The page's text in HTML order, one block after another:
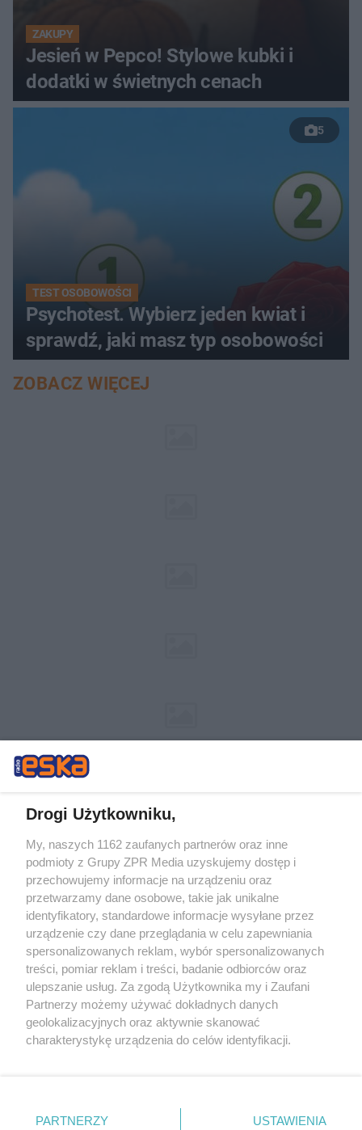
ZAKUPY
Jesień w Pepco! Stylowe kubki i
dodatki w świetnych cenach
5
TEST OSOBOWOŚCI
Psychotest. Wybierz jeden kwiat i
sprawdź, jaki masz typ osobowości
ZOBACZ WIĘCEJ
Żaden utwór zamieszczony w serwisie nie może być powielany i
rozpowszechniany lub dalej rozpowszechniany w jakikolwiek sposób (w
tym także elektroniczny lub mechaniczny) na jakimkolwiek polu
eksploatacji w jakiejkolwiek formie, włącznie z umieszczaniem w
Internecie bez pisemnej zgody właściciela praw. Jakiekolwiek użycie lub
wykorzystanie utworów w całości lub w części z naruszeniem prawa,
tzn. bez właściwej zgody, jest zabronione pod groźbą kary i może być
ścigane prawnie.
Drogi Użytkowniku,
My, naszych 1162 zaufanych partnerów oraz inne
podmioty z Grupy ZPR Media uzyskujemy dostęp i
przechowujemy informacje na urządzeniu oraz
przetwarzamy dane osobowe, takie jak unikalne
identyfikatory, standardowe informacje wysyłane przez
urządzenie czy dane przeglądania w celu zapewniania
spersonalizowanych reklam, wybór spersonalizowanych
treści, pomiar reklam i treści, badanie odbiorców oraz
ulepszanie usług. Za zgodą Użytkownika my i Zaufani
Partnerzy możemy używać dokładnych danych
geolokalizacyjnych oraz aktywnie skanować
charakterystykę urządzenia do celów identyfikacji.
zmienić/wycofać klikając przycisk ustawień prywatności
PARTNERZY USTAWIENIA